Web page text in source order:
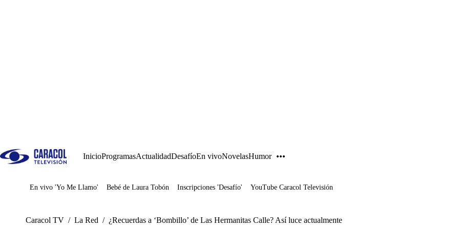
InicioProgramasActualidadDesafíoEn vivoNovelasHumor
Juegos
En vivo 'Yo Me Llamo' Bebé de Laura Tobón Inscripciones 'Desafío' YouTube Caracol Televisión
Caracol TV / La Red / ¿Recuerdas a ‘Bombillo’ de Las Hermanitas Calle? Así luce actualmente